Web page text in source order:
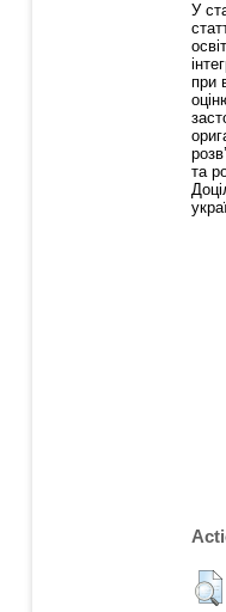
У
при
та